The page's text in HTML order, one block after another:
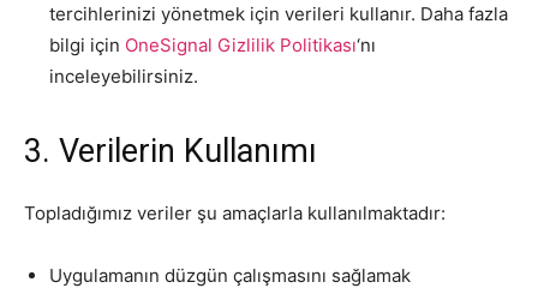
tercihlerinizi yönetmek için verileri kullanır. Daha fazla
bilgi için OneSignal Gizlilik Politikası‘nı
inceleyebilirsiniz.
3. Verilerin Kullanımı
Topladığımız veriler şu amaçlarla kullanılmaktadır:
Uygulamanın düzgün çalışmasını sağlamak